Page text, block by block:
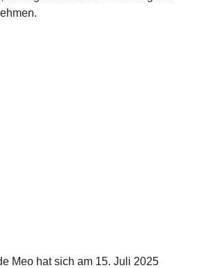
Meo hat sich am 15. Juli 2025